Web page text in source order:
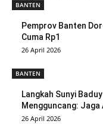
BANTEN
Pemprov Banten
Cuma Rp1
26 April 2026
BANTEN
Langkah Sunyi
Mengguncang: Jaga
26 April 2026